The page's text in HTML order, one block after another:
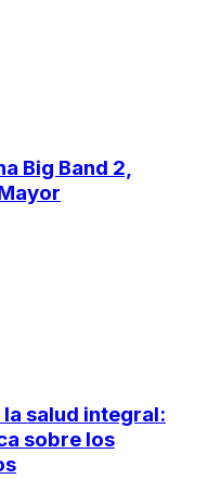
Big Band 2,
salud integral:
sobre los